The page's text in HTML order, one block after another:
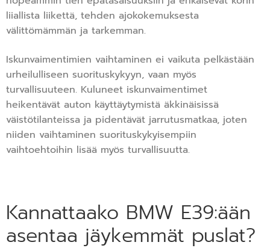
liiallista liikettä, tehden ajokokemuksesta
välittömämmän ja tarkemman.
Iskunvaimentimien vaihtaminen ei vaikuta pelkästään
urheilulliseen suorituskykyyn, vaan myös
turvallisuuteen. Kuluneet iskunvaimentimet
heikentävät auton käyttäytymistä äkkinäisissä
väistötilanteissa ja pidentävät jarrutusmatkaa, joten
niiden vaihtaminen suorituskykyisempiin
vaihtoehtoihin lisää myös turvallisuutta.
Kannattaako BMW E39:ään
asentaa jäykemmät puslat?